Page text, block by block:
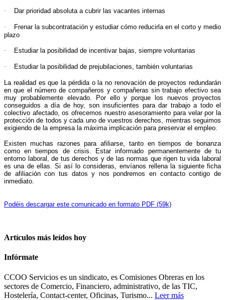
· Dar prioridad absoluta a cubrir las vacantes internas
·
Frenar la subcontratación y estudiar cómo reducirla en el corto y medio
plazo
· Estudiar la posibilidad de incentivar bajas, siempre voluntarias
· Estudiar la posibilidad de prejubilaciones, también voluntarias
La realidad es que la pérdida o la no renovación de proyectos redundarán
en que el número de compañeros y compañeras sin trabajo efectivo sea
muy probablemente elevado. Por ello y porque los nuevos proyectos
conseguidos a día de hoy, son insuficientes para dar trabajo a todo el
colectivo afectado, os ofrecemos nuestro asesoramiento para velar por la
protección de todos y cada uno de vuestros derechos, mientras seguimos
exigiendo de la empresa la máxima implicación para preservar el empleo.
Existen muchas razones para afiliarse, tanto en tiempos de bonanza
como en tiempos de crisis. Estar informado permanentemente de tu
entorno laboral, de tus derechos y de las normas que rigen tu vida laboral
es una de ellas. Si así lo consideras, envíanos rellena la siguiente ficha
de afiliación con tus datos y nos pondremos en contacto contigo de
inmediato.
Podéis descargar este comunicado en formato PDF (59k)
Artículos más leídos hoy
Infórmate
CCOO Servicios es un sindicato, es Comisiones Obreras en los
sectores de Comercio, Financiero, administrativo, de las TIC,
Hostelería, Contact-center, Oficinas, Turismo... Leer más